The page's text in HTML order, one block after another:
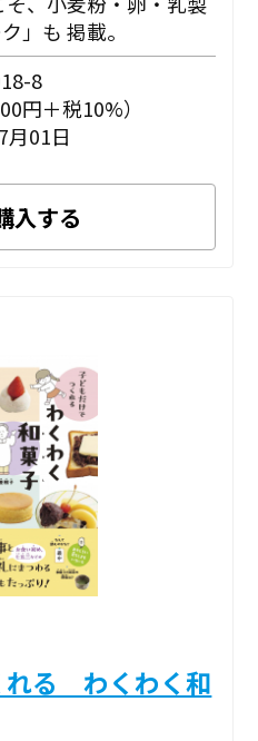
」も 掲載。
8
円＋税10%）
月01日
入する
れる わくわく和